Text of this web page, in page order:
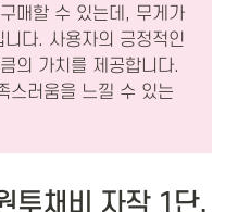
매할 수 있는데, 무게가
다. 사용자의 긍정적인
의 가치를 제공합니다.
스러움을 느낄 수 있는
투채비 자작 1단,